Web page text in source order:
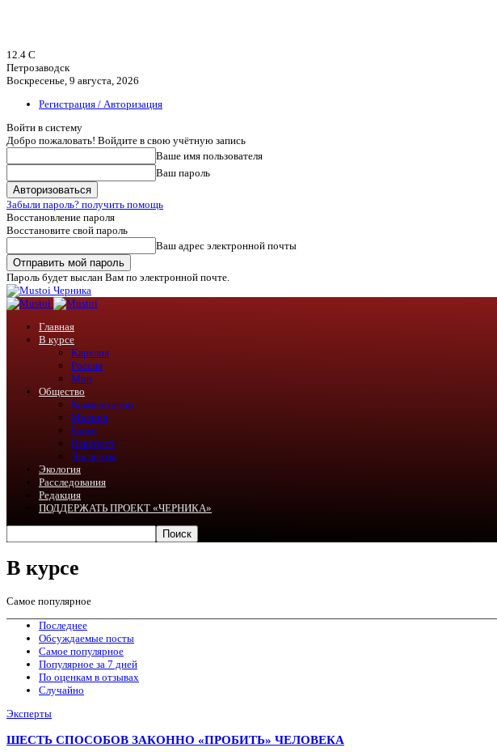
12.4 C
Петрозаводск
Воскресенье, 9 августа, 2026
Регистрация / Авторизация
Войти в систему
Добро пожаловать! Войдите в свою учётную запись
Ваше имя пользователя
Ваш пароль
Забыли пароль? получить помощь
Восстановление пароля
Восстановите свой пароль
Ваш адрес электронной почты
Пароль будет выслан Вам по электронной почте.
Черника
Главная
В курсе
Карелия
Россия
Мир
Общество
Комментарии
Мнения
Блоги
Перепост
Эксперты
Экология
Расследования
Редакция
ПОДДЕРЖАТЬ ПРОЕКТ «ЧЕРНИКА»
В курсе
Самое популярное
Последнее
Обсуждаемые посты
Самое популярное
Популярное за 7 дней
По оценкам в отзывах
Случайно
Эксперты
ШЕСТЬ СПОСОБОВ ЗАКОННО «ПРОБИТЬ» ЧЕЛОВЕКА